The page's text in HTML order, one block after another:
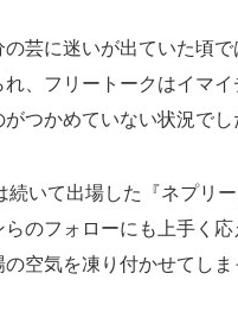
芸に迷いが出ていた頃で
、フリートークはイマイ
つかめていない状況で
続いて出場した『ネプリ
のフォローにも上手く応
空気を凍り付かせてしま